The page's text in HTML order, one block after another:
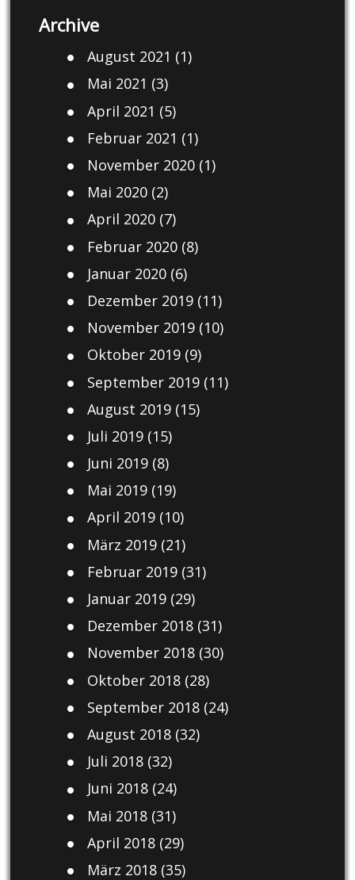
Archive
August 2021 (1)
Mai 2021 (3)
April 2021 (5)
Februar 2021 (1)
November 2020(1)
Mai 2020(2)
April 2020(7)
Februar 2020(8)
Januar 2020(6)
Dezember 2019(11)
November 2019(10)
Oktober 2019(9)
September 2019(11)
August 2019(15)
Juli 2019(15)
Juni 2019(8)
Mai 2019(19)
April 2019(10)
März 2019(21)
Februar 2019(31)
Januar 2019(29)
Dezember 2018(31)
November 2018(30)
Oktober 2018(28)
September 2018(24)
August 2018(32)
Juli 2018(32)
Juni 2018(24)
Mai 2018(31)
April 2018(29)
März 2018(35)